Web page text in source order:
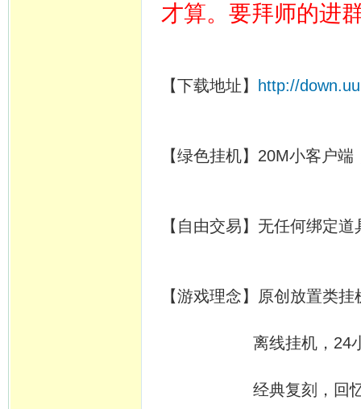
才算。要拜师的进
【下载地址】 http://
【绿色挂机】20M小客户
【自由交易】无任何绑定
【游戏理念】原创放置类
离线挂机，24小时开
经典复刻，回忆当年